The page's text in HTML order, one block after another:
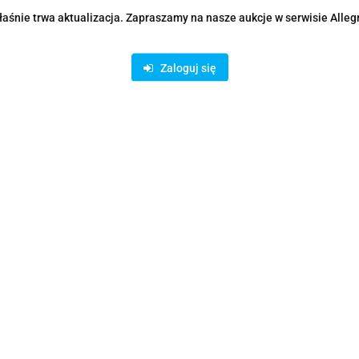
trwa aktualizacja. Zapraszamy na nasze aukcje w serwisie
Zaloguj się